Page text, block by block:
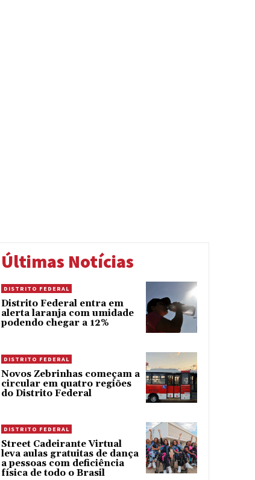
Últimas Notícias
DISTRITO FEDERAL
Distrito Federal entra em
alerta laranja com umidade
podendo chegar a 12%
DISTRITO FEDERAL
Novos Zebrinhas começam a
circular em quatro regiões
do Distrito Federal
DISTRITO FEDERAL
Street Cadeirante Virtual
leva aulas gratuitas de dança
a pessoas com deficiência
física de todo o Brasil